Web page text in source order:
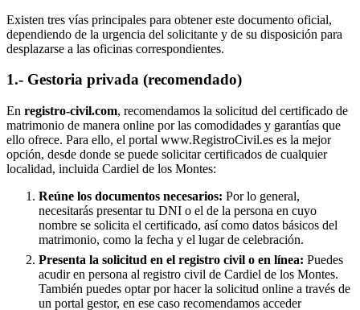
Existen tres vías principales para obtener este documento oficial,
dependiendo de la urgencia del solicitante y de su disposición para
desplazarse a las oficinas correspondientes.
1.- Gestoria privada (recomendado)
En registro-civil.com, recomendamos la solicitud del certificado de
matrimonio de manera online por las comodidades y garantías que
ello ofrece. Para ello, el portal www.RegistroCivil.es es la mejor
opción, desde donde se puede solicitar certificados de cualquier
localidad, incluida Cardiel de los Montes:
Reúne los documentos necesarios: Por lo general,
necesitarás presentar tu DNI o el de la persona en cuyo
nombre se solicita el certificado, así como datos básicos del
matrimonio, como la fecha y el lugar de celebración.
Presenta la solicitud en el registro civil o en línea: Puedes
acudir en persona al registro civil de Cardiel de los Montes.
También puedes optar por hacer la solicitud online a través de
un portal gestor, en ese caso recomendamos acceder